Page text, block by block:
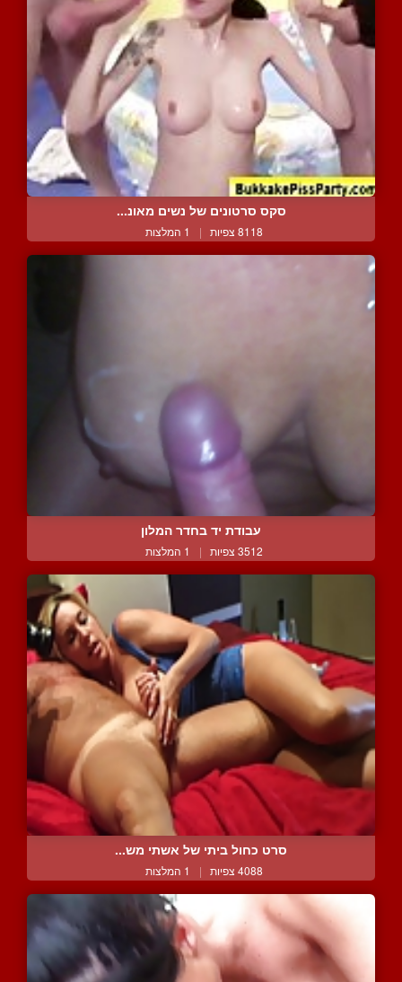
סקס סרטונים של נשים מאונ...
8118 צפיות | 1 המלצות
עבודת יד בחדר המלון
3512 צפיות | 1 המלצות
סרט כחול ביתי של אשתי מש...
4088 צפיות | 1 המלצות